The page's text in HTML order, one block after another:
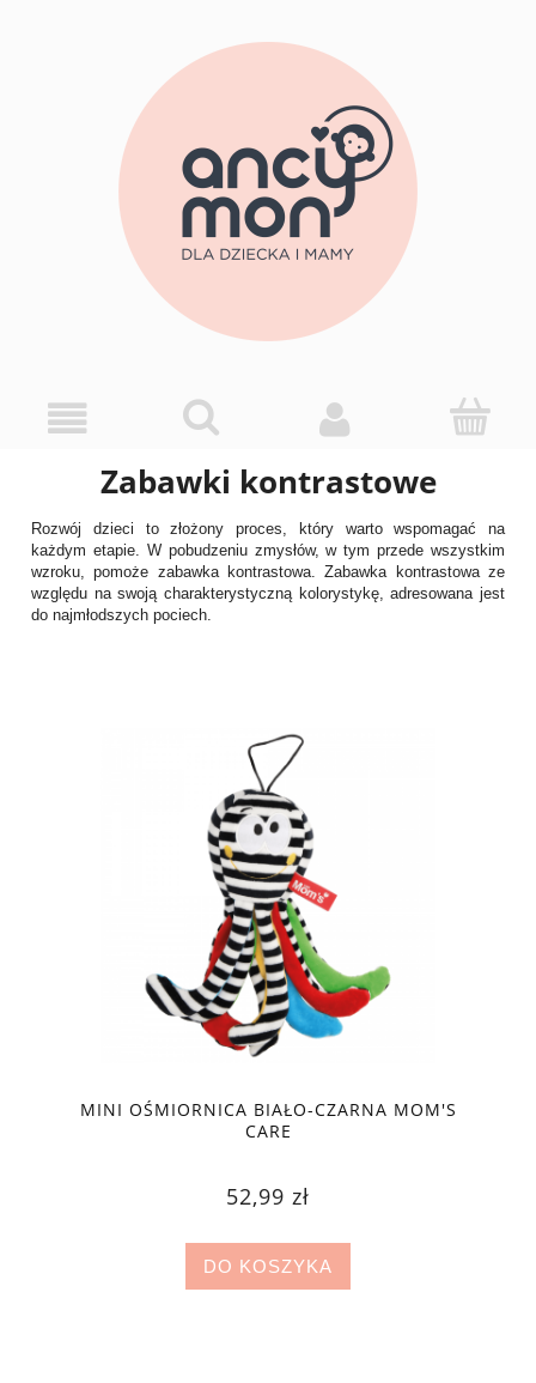
Zabawki kontrastowe
Rozwój dzieci to złożony proces, który warto wspomagać na
każdym etapie. W pobudzeniu zmysłów, w tym przede wszystkim
wzroku, pomoże zabawka kontrastowa. Zabawka kontrastowa ze
względu na swoją charakterystyczną kolorystykę, adresowana jest
do najmłodszych pociech.
MINI OŚMIORNICA BIAŁO-CZARNA MOM'S
CARE
52,99 zł
DO KOSZYKA